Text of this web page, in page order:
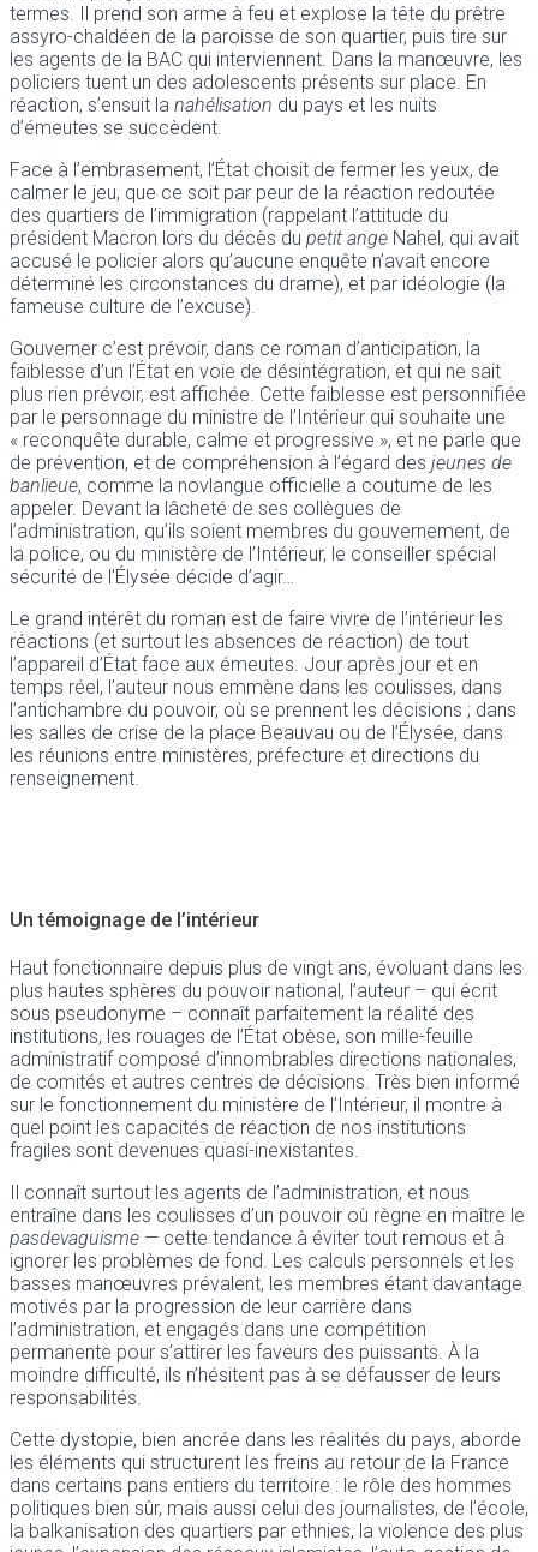
termes. Il prend son arme à feu et explose la tête du prêtre
assyro-chaldéen de la paroisse de son quartier, puis tire sur
les agents de la BAC qui interviennent. Dans la manœuvre, les
policiers tuent un des adolescents présents sur place. En
réaction, s’ensuit la nahélisation du pays et les nuits
d’émeutes se succèdent.
Face à l’embrasement, l’État choisit de fermer les yeux, de
calmer le jeu, que ce soit par peur de la réaction redoutée
des quartiers de l’immigration (rappelant l’attitude du
président Macron lors du décès du petit ange Nahel, qui avait
accusé le policier alors qu’aucune enquête n’avait encore
déterminé les circonstances du drame), et par idéologie (la
fameuse culture de l’excuse).
Gouverner c’est prévoir, dans ce roman d’anticipation, la
faiblesse d’un l’État en voie de désintégration, et qui ne sait
plus rien prévoir, est affichée. Cette faiblesse est personnifiée
par le personnage du ministre de l’Intérieur qui souhaite une
« reconquête durable, calme et progressive », et ne parle que
de prévention, et de compréhension à l’égard des jeunes de
banlieue, comme la novlangue officielle a coutume de les
appeler. Devant la lâcheté de ses collègues de
l’administration, qu’ils soient membres du gouvernement, de
la police, ou du ministère de l’Intérieur, le conseiller spécial
sécurité de l’Élysée décide d’agir…
Le grand intérêt du roman est de faire vivre de l’intérieur les
réactions (et surtout les absences de réaction) de tout
l’appareil d’État face aux émeutes. Jour après jour et en
temps réel, l’auteur nous emmène dans les coulisses, dans
l’antichambre du pouvoir, où se prennent les décisions ; dans
les salles de crise de la place Beauvau ou de l’Élysée, dans
les réunions entre ministères, préfecture et directions du
renseignement.
Un témoignage de l’intérieur
Haut fonctionnaire depuis plus de vingt ans, évoluant dans les
plus hautes sphères du pouvoir national, l’auteur – qui écrit
sous pseudonyme – connaît parfaitement la réalité des
institutions, les rouages de l’État obèse, son mille-feuille
administratif composé d’innombrables directions nationales,
de comités et autres centres de décisions. Très bien informé
sur le fonctionnement du ministère de l’Intérieur, il montre à
quel point les capacités de réaction de nos institutions
fragiles sont devenues quasi-inexistantes.
Il connaît surtout les agents de l’administration, et nous
entraîne dans les coulisses d’un pouvoir où règne en maître le
pasdevaguisme — cette tendance à éviter tout remous et à
ignorer les problèmes de fond. ​Les calculs personnels et les
basses manœuvres prévalent, les membres étant davantage
motivés par la progression de leur carrière dans
l’administration, et engagés dans une compétition
permanente pour s’attirer les faveurs des puissants. À la
moindre difficulté, ils n’hésitent pas à se défausser de leurs
responsabilités. ​
Cette dystopie, bien ancrée dans les réalités du pays, aborde
les éléments qui structurent les freins au retour de la France
dans certains pans entiers du territoire : le rôle des hommes
politiques bien sûr, mais aussi celui des journalistes, de l’école,
la balkanisation des quartiers par ethnies, la violence des plus